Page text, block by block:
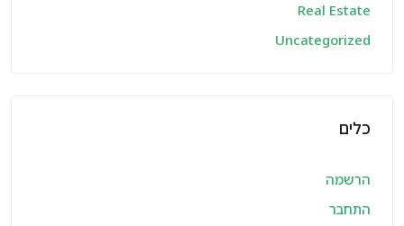
Real Estate
Uncategorized
כלים
הרשמה
התחבר